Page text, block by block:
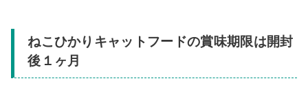
ねこひかりキャットフードの賞味期限は開封
後１ヶ月